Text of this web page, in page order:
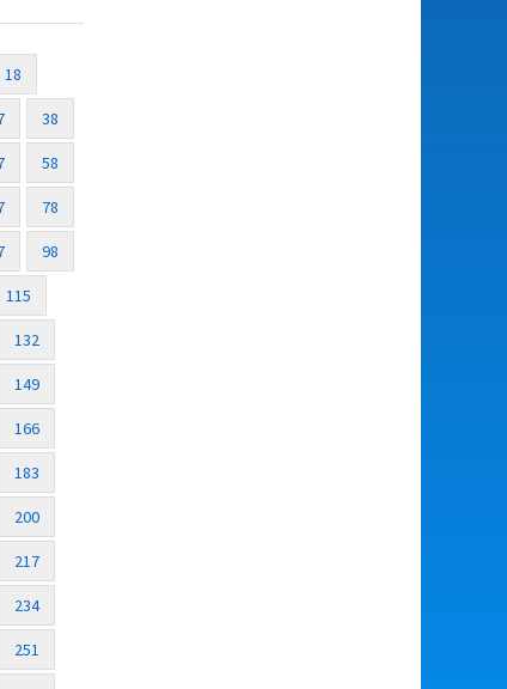
18
38
58
78
98
115
132
149
166
183
200
217
234
251